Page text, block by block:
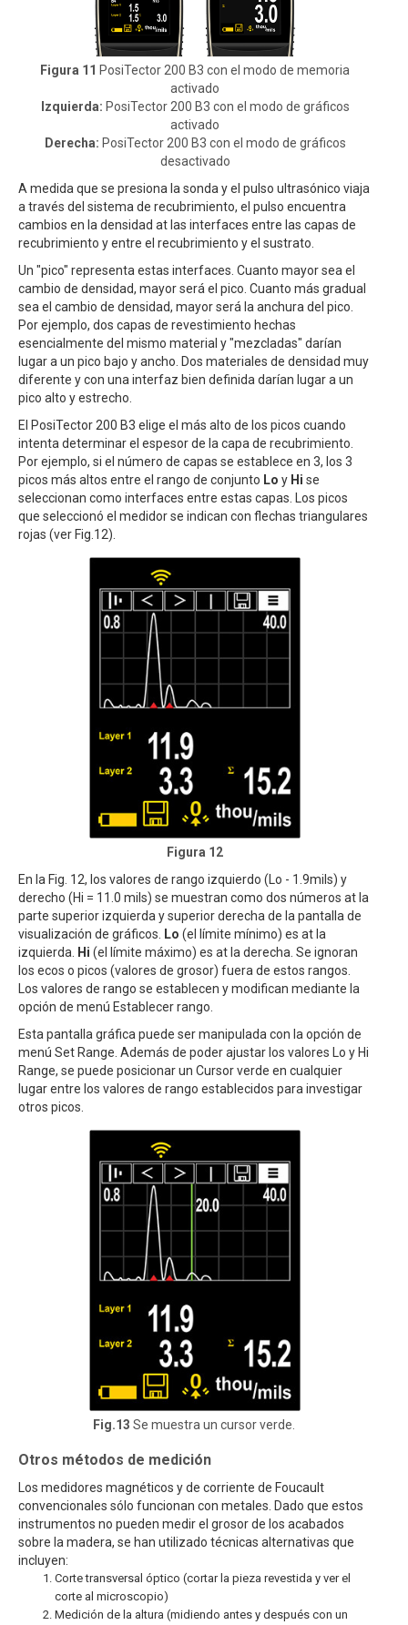
Figura 11 PosiTector 200 B3 con el modo de memoria
activado
Izquierda: PosiTector 200 B3 con el modo de gráficos
activado
Derecha: PosiTector 200 B3 con el modo de gráficos
desactivado
A medida que se presiona la sonda y el pulso ultrasónico viaja
a través del sistema de recubrimiento, el pulso encuentra
cambios en la densidad at las interfaces entre las capas de
recubrimiento y entre el recubrimiento y el sustrato.
Un "pico" representa estas interfaces. Cuanto mayor sea el
cambio de densidad, mayor será el pico. Cuanto más gradual
sea el cambio de densidad, mayor será la anchura del pico.
Por ejemplo, dos capas de revestimiento hechas
esencialmente del mismo material y "mezcladas" darían
lugar a un pico bajo y ancho. Dos materiales de densidad muy
diferente y con una interfaz bien definida darían lugar a un
pico alto y estrecho.
El PosiTector 200 B3 elige el más alto de los picos cuando
intenta determinar el espesor de la capa de recubrimiento.
Por ejemplo, si el número de capas se establece en 3, los 3
picos más altos entre el rango de conjunto Lo y Hi se
seleccionan como interfaces entre estas capas. Los picos
que seleccionó el medidor se indican con flechas triangulares
rojas (ver Fig.12).
Figura 12
En la Fig. 12, los valores de rango izquierdo (Lo - 1.9mils) y
derecho (Hi = 11.0 mils) se muestran como dos números at la
parte superior izquierda y superior derecha de la pantalla de
visualización de gráficos.
Lo (el límite mínimo) es at la
izquierda.
Hi (el límite máximo) es at la derecha. Se ignoran
los ecos o picos (valores de grosor) fuera de estos rangos.
Los valores de rango se establecen y modifican mediante la
opción de menú Establecer rango.
Esta pantalla gráfica puede ser manipulada con la opción de
menú Set Range. Además de poder ajustar los valores Lo y Hi
Range, se puede posicionar un Cursor verde en cualquier
lugar entre los valores de rango establecidos para investigar
otros picos.
Fig.13 Se muestra un cursor verde.
Otros métodos de medición
Los medidores magnéticos y de corriente de Foucault
convencionales sólo funcionan con metales. Dado que estos
instrumentos no pueden medir el grosor de los acabados
sobre la madera, se han utilizado técnicas alternativas que
incluyen:
Corte transversal óptico (cortar la pieza revestida y ver el
corte al microscopio)
Medición de la altura (midiendo antes y después con un